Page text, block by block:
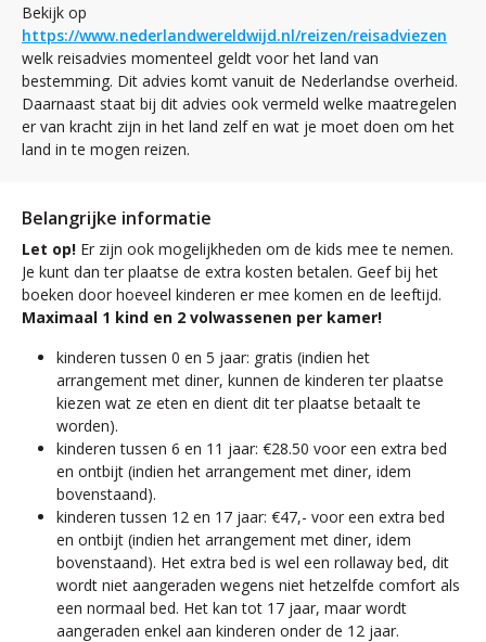
Bekijk op
https://www.nederlandwereldwijd.nl/reizen/reisadviezen
welk reisadvies momenteel geldt voor het land van
bestemming. Dit advies komt vanuit de Nederlandse overheid.
Daarnaast staat bij dit advies ook vermeld welke maatregelen
er van kracht zijn in het land zelf en wat je moet doen om het
land in te mogen reizen.
Belangrijke informatie
Let op! Er zijn ook mogelijkheden om de kids mee te nemen.
Je kunt dan ter plaatse de extra kosten betalen. Geef bij het
boeken door hoeveel kinderen er mee komen en de leeftijd.
Maximaal 1 kind en 2 volwassenen per kamer!
kinderen tussen 0 en 5 jaar: gratis (indien het
arrangement met diner, kunnen de kinderen ter plaatse
kiezen wat ze eten en dient dit ter plaatse betaalt te
worden).
kinderen tussen 6 en 11 jaar: €28.50 voor een extra bed
en ontbijt (indien het arrangement met diner, idem
bovenstaand).
kinderen tussen 12 en 17 jaar: €47,- voor een extra bed
en ontbijt (indien het arrangement met diner, idem
bovenstaand). Het extra bed is wel een rollaway bed, dit
wordt niet aangeraden wegens niet hetzelfde comfort als
een normaal bed. Het kan tot 17 jaar, maar wordt
aangeraden enkel aan kinderen onder de 12 jaar.